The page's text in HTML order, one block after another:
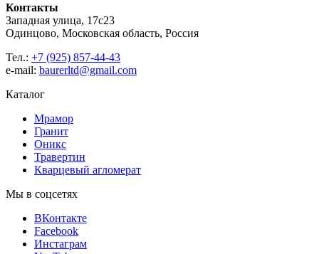
Контакты
Западная улица, 17с23
Одинцово, Московская область, Россия
Тел.: +7 (925) 857-44-43
e-mail: baurerltd@gmail.com
Каталог
Мрамор
Гранит
Оникс
Травертин
Кварцевый агломерат
Мы в соцсетях
ВКонтакте
Facebook
Инстаграм